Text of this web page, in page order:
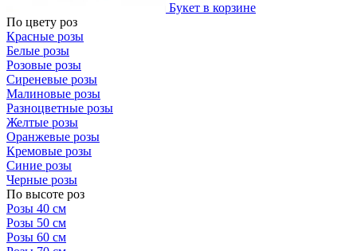
Букет в корзине
По цвету роз
Красные розы
Белые розы
Розовые розы
Сиреневые розы
Малиновые розы
Разноцветные розы
Желтые розы
Оранжевые розы
Кремовые розы
Синие розы
Черные розы
По высоте роз
Розы 40 см
Розы 50 см
Розы 60 см